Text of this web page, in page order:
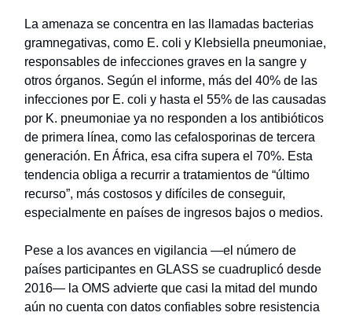
La amenaza se concentra en las llamadas bacterias
gramnegativas, como E. coli y Klebsiella pneumoniae,
responsables de infecciones graves en la sangre y
otros órganos. Según el informe, más del 40% de las
infecciones por E. coli y hasta el 55% de las causadas
por K. pneumoniae ya no responden a los antibióticos
de primera línea, como las cefalosporinas de tercera
generación. En África, esa cifra supera el 70%. Esta
tendencia obliga a recurrir a tratamientos de “último
recurso”, más costosos y difíciles de conseguir,
especialmente en países de ingresos bajos o medios.
Pese a los avances en vigilancia —el número de
países participantes en GLASS se cuadruplicó desde
2016— la OMS advierte que casi la mitad del mundo
aún no cuenta con datos confiables sobre resistencia